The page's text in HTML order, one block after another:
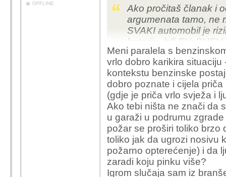
OFFLINE
Ako pročitaš članak i
argumenata tamo, ne
SVAKI automobil je
baterije, bili EV,
EV bili riskantniji.
tome je cijela stvar.
za garaže ili nešto
se slažemo i da je
Meni paralela s
vrlo dobro karikira
kontekstu benzinske
dobro poznate i cijela
(gdje je priča vrlo svježa i
Ako tebi ništa ne znači da
u garaži u podrumu
požar se proširi toliko brzo
toliko jak da ugrozi nosivu
požarno opterećenje) i da
zaradi koju pinku više?
Igrom slučaja sam iz